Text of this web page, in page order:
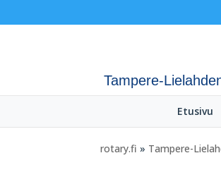
Tampere-
Etusivu
rotary.fi » Tampere-